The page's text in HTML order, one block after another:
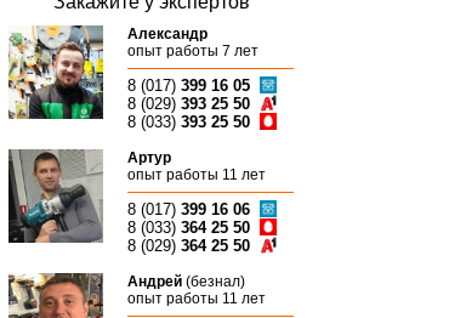
Александр
опыт работы 7 лет
8 (017) 399 16 05
8 (029) 393 25 50
8 (033) 393 25 50
Артур
опыт работы 11 лет
8 (017) 399 16 06
8 (033) 364 25 50
8 (029) 364 25 50
Андрей (безнал)
опыт работы 11 лет